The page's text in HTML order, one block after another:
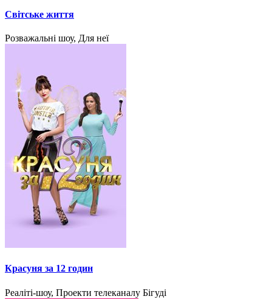
Світське життя
Розважальні шоу, Для неї
Красуня за 12 годин
Реаліті-шоу, Проекти телеканалу Бігуді